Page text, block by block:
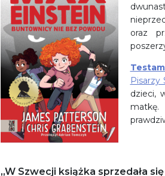
oraz
Pisarzy
dzieci,
matkę.
„W Szwecji książka sprzedała